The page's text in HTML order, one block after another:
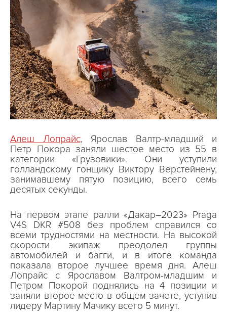
Алеш Лопрайс, Ярослав Валтр-младший и
Петр Покора заняли шестое место из 55 в
категории «Грузовики». Они уступили
голландскому гонщику Виктору Верстейнену,
занимавшему пятую позицию, всего семь
десятых секунды.
На первом этапе ралли «Дакар–2023» Praga
V4S DKR #508 без проблем справился со
всеми трудностями на местности. На высокой
скорости экипаж преодолел группы
автомобилей и багги, и в итоге команда
показала второе лучшее время дня. Алеш
Лопрайс с Ярославом Валтром-младшим и
Петром Покорой поднялись на 4 позиции и
заняли второе место в общем зачете, уступив
лидеру Мартину Мачику всего 5 минут.